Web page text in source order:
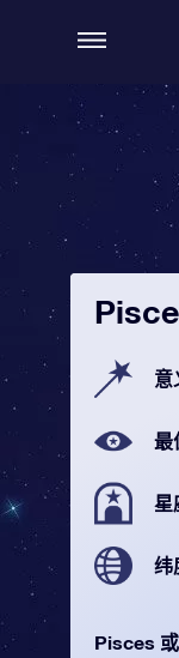
意
最
星
纬
Pisces